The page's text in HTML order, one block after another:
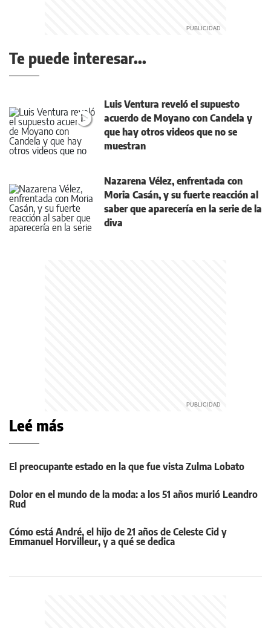
Te puede interesar...
Luis Ventura reveló el supuesto
acuerdo de Moyano con Candela y
que hay otros videos que no se
muestran
Nazarena Vélez, enfrentada con
Moria Casán, y su fuerte reacción al
saber que aparecería en la serie de la
diva
Leé más
El preocupante estado en la que fue vista Zulma Lobato
Dolor en el mundo de la moda: a los 51 años murió Leandro
Rud
Cómo está André, el hijo de 21 años de Celeste Cid y
Emmanuel Horvilleur, y a qué se dedica